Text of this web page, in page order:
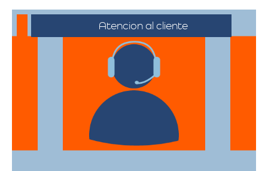
Atencion al cliente
Desde el primer contacto hasta la
finalización de la mudanza, se ofrece un
servicio al cliente excepcional,
adaptándose a sus horarios y
necesidades específicas.